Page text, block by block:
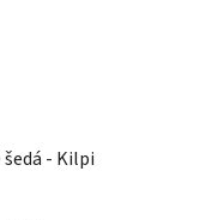
šedá - Kilpi